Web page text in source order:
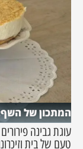
המתכון של
עוגת גבינה
טעם של בית